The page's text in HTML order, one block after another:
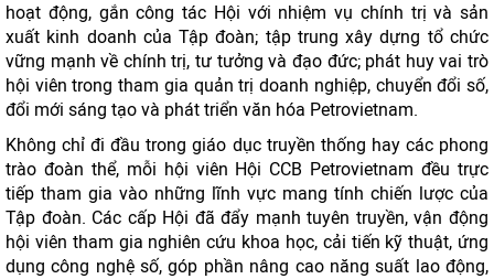
hoạt động, gắn công tác Hội với nhiệm vụ chính trị và sản
xuất kinh doanh của Tập đoàn; tập trung xây dựng tổ chức
vững mạnh về chính trị, tư tưởng và đạo đức; phát huy vai trò
hội viên trong tham gia quản trị doanh nghiệp, chuyển đổi số,
đổi mới sáng tạo và phát triển văn hóa Petrovietnam.
Không chỉ đi đầu trong giáo dục truyền thống hay các phong
trào đoàn thể, mỗi hội viên Hội CCB Petrovietnam đều trực
tiếp tham gia vào những lĩnh vực mang tính chiến lược của
Tập đoàn. Các cấp Hội đã đẩy mạnh tuyên truyền, vận động
hội viên tham gia nghiên cứu khoa học, cải tiến kỹ thuật, ứng
dụng công nghệ số, góp phần nâng cao năng suất lao động,